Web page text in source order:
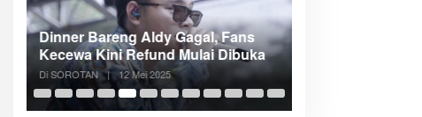
Dinner Bareng Aldy Gagal, Fans
Kecewa Kini Refund Mulai Dibuka
Di SOROTAN | 12 Mei 2025